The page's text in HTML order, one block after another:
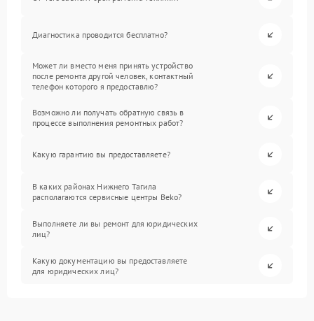
Диагностика проводится бесплатно?
Может ли вместо меня принять устройство
после ремонта другой человек, контактный
телефон которого я предоставлю?
Возможно ли получать обратную связь в
процессе выполнения ремонтных работ?
Какую гарантию вы предоставляете?
В каких районах Нижнего Тагила
располагаются сервисные центры Beko?
Выполняете ли вы ремонт для юридических
лиц?
Какую документацию вы предоставляете
для юридических лиц?